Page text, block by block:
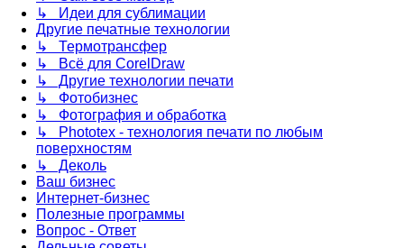
↳ Идеи для сублимации
Другие печатные технологии
↳ Термотрансфер
↳ Всё для CorelDraw
↳ Другие технологии печати
↳ Фотобизнес
↳ Фотография и обработка
↳ Phototex - технология печати по любым
поверхностям
↳ Деколь
Ваш бизнес
Интернет-бизнес
Полезные программы
Вопрос - Ответ